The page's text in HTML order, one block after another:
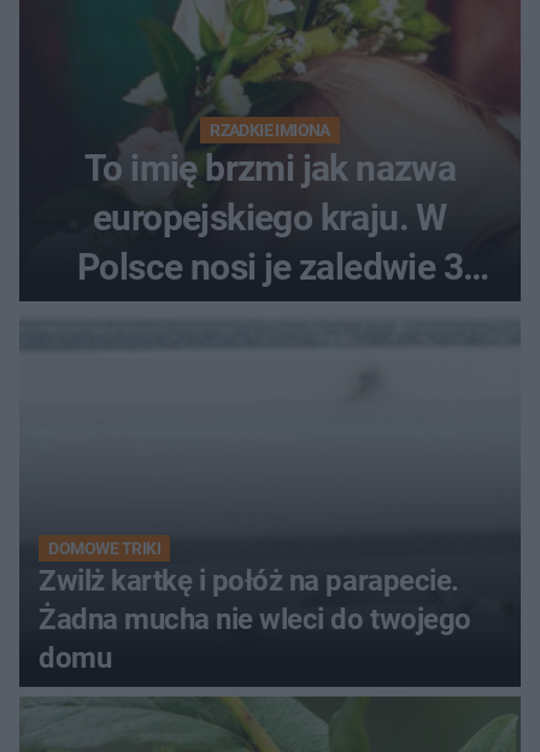
RZADKIE IMIONA
To imię brzmi jak nazwa
europejskiego kraju. W
Polsce nosi je zaledwie 3
kobiety
DOMOWE TRIKI
Zwilż kartkę i połóż na parapecie.
Żadna mucha nie wleci do twojego
domu